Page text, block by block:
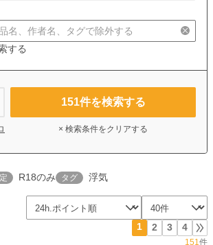
する
151件を検索する
× 検索条件をクリアする
R18のみ タグ 浮気
1 2 3 4
151件